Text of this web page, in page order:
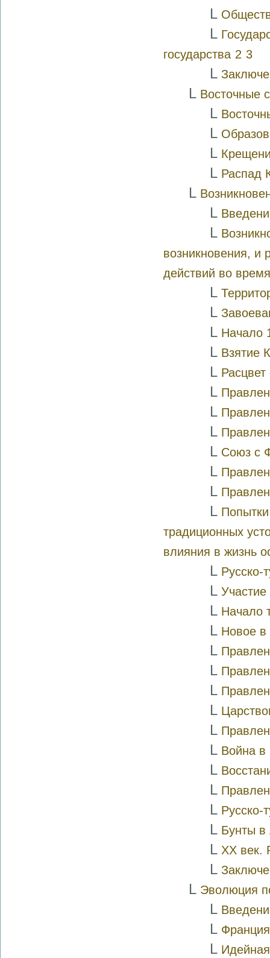
L
L
государства 2 3
L
L Восточные
L
L
L
L Распад
L
L
L
возникновения, и
действий во
L
L
L Начало
L Взятие
L
L
L
L
L Союз с
L
L
L
традиционных
влияния в жизнь
L Русско-
L
L Начало
L Новое в
L
L
L
L
L
L Война в
L
L
L Русско-
L Бунты в
L XX век.
L
L Эволюция
L
L
L